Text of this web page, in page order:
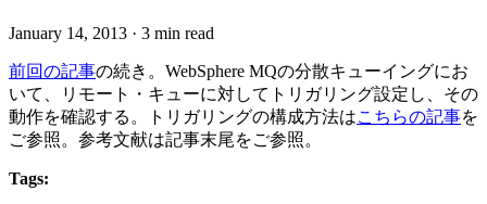
January 14, 2013 · 3 min read
前回の記事の続き。WebSphere MQの分散キューイングにお
いて、リモート・キューに対してトリガリング設定し、その
動作を確認する。トリガリングの構成方法はこちらの記事を
ご参照。参考文献は記事末尾をご参照。
Tags: